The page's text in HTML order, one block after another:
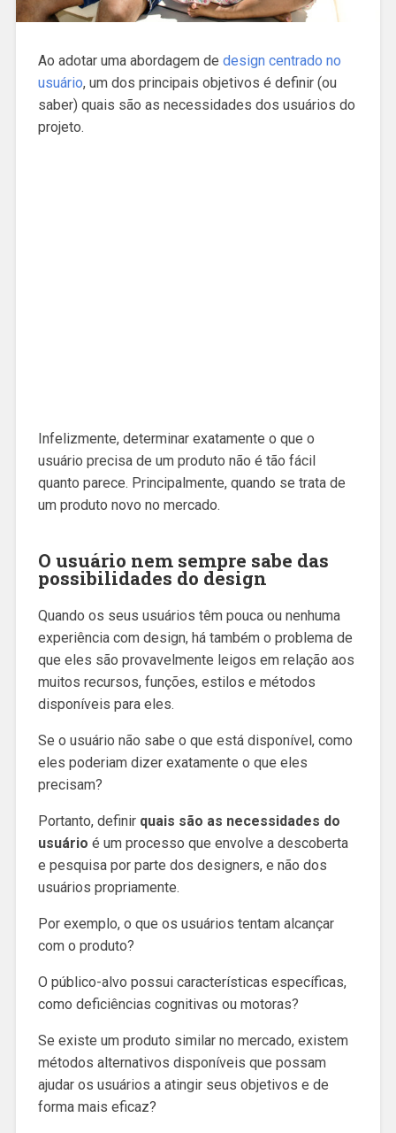
Ao adotar uma abordagem de design centrado no
usuário, um dos principais objetivos é definir (ou
saber) quais são as necessidades dos usuários do
projeto.
Infelizmente, determinar exatamente o que o
usuário precisa de um produto não é tão fácil
quanto parece. Principalmente, quando se trata de
um produto novo no mercado.
O usuário nem sempre sabe das
possibilidades do design
Quando os seus usuários têm pouca ou nenhuma
experiência com design, há também o problema de
que eles são provavelmente leigos em relação aos
muitos recursos, funções, estilos e métodos
disponíveis para eles.
Se o usuário não sabe o que está disponível, como
eles poderiam dizer exatamente o que eles
precisam?
Portanto, definir quais são as necessidades do
usuário é um processo que envolve a descoberta
e pesquisa por parte dos designers, e não dos
usuários propriamente.
Por exemplo, o que os usuários tentam alcançar
com o produto?
O público-alvo possui características específicas,
como deficiências cognitivas ou motoras?
Se existe um produto similar no mercado, existem
métodos alternativos disponíveis que possam
ajudar os usuários a atingir seus objetivos e de
forma mais eficaz?